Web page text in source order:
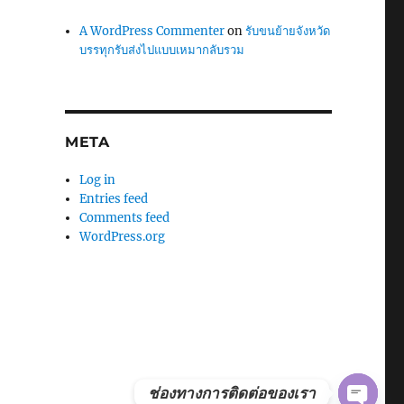
A WordPress Commenteronรับขนย้ายจังหวัด
บรรทุกรับส่งไปแบบเหมากลับรวม
META
Log in
Entries feed
Comments feed
WordPress.org
ช่องทางการติดต่อของเรา